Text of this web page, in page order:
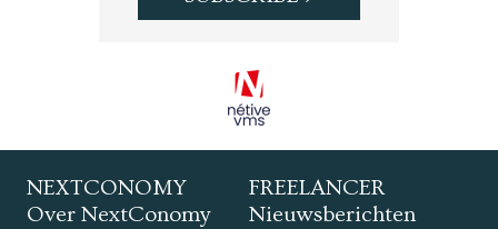
NEXTCONOMY
Over NextConomy
FREELANCER
Nieuwsberichten